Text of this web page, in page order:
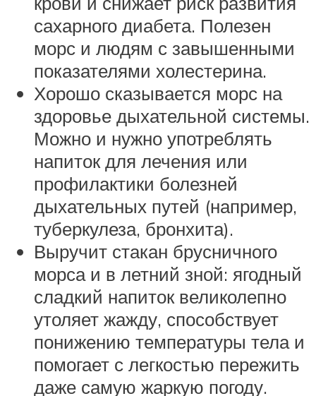
сахарного диабета. Полезен
морс и людям с завышенными
показателями холестерина.
Хорошо сказывается морс на
здоровье дыхательной системы.
Можно и нужно употреблять
напиток для лечения или
профилактики болезней
дыхательных путей (например,
туберкулеза, бронхита).
Выручит стакан брусничного
морса и в летний зной: ягодный
сладкий напиток великолепно
утоляет жажду, способствует
понижению температуры тела и
помогает с легкостью пережить
даже самую жаркую погоду.